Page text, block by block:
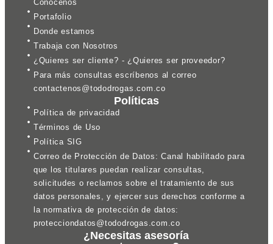
Conócenos
Portafolio
Donde estamos
Trabaja con Nosotros
¿Quieres ser cliente? - ¿Quieres ser proveedor?
Para más consultas escríbenos al correo
contactenos@tododrogas.com.co
Políticas
Política de privacidad
Términos de Uso
Política SIG
Correo de Protección de Datos: Canal habilitado para
que los titulares puedan realizar consultas,
solicitudes o reclamos sobre el tratamiento de sus
datos personales, y ejercer sus derechos conforme a
la normativa de protección de datos:
protecciondatos@tododrogas.com.co
¿Necesitas asesoría